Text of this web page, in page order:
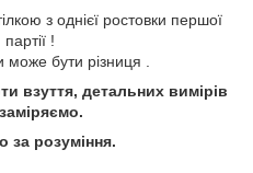
з однієї ростовки першої
партії !
може бути різниця .
взуття, детальних вимірів
за розуміння.